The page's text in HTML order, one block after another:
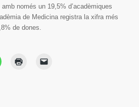
només un 19,5% d’acadèmiques
de Medicina registra la xifra més
de dones.
Haz